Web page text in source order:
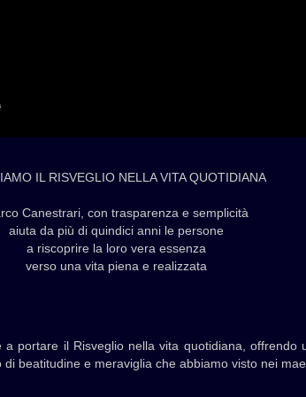
IL RISVEGLIO NELLA VITA QUOTIDIANA
Canestrari, con trasparenza e semplicità
aiuta da più di quindici anni le persone
a riscoprire la loro vera essenza
verso una vita piena e realizzata
portare il Risveglio nella vita quotidiana,
beatitudine e meraviglia che abbiamo visto nei